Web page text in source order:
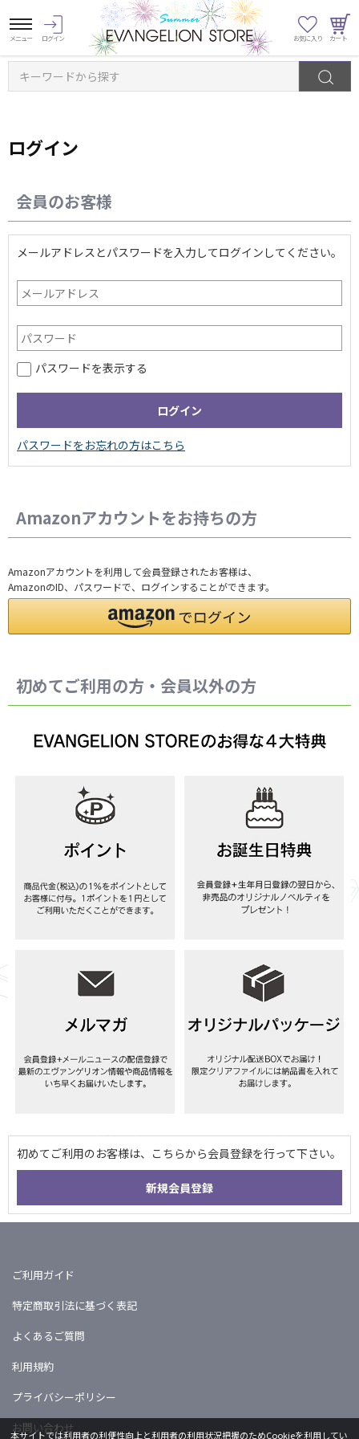
キーワードから探す
ログイン
会員のお客様
メールアドレスとパスワードを入力してログインしてください。
パスワードを表示する
Amazonアカウントをお持ちの方
Amazonアカウントを利用して会員登録されたお客様は、
AmazonのID、パスワードで、ログインすることができます。
初めてご利用の方・会員以外の方
ご利用ガイド
特定商取引法に基づく表記
よくあるご質問
利用規約
プライバシーポリシー
お問い合わせ
本サイトでは利用者の利便性向上と利用者の利用状況把握のためCookieを利用してい